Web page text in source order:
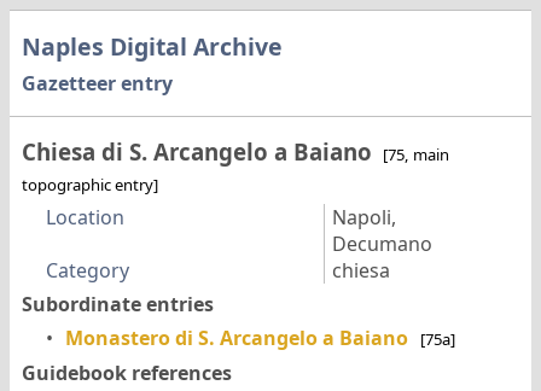
Naples Digital Archive
Gazetteer entry
Chiesa di S. Arcangelo a Baiano
[75, main
topographic entry]
Location
Napoli,
Decumano
Category
chiesa
Subordinate entries
• Monastero di S. Arcangelo a Baiano [75a]
Guidebook references